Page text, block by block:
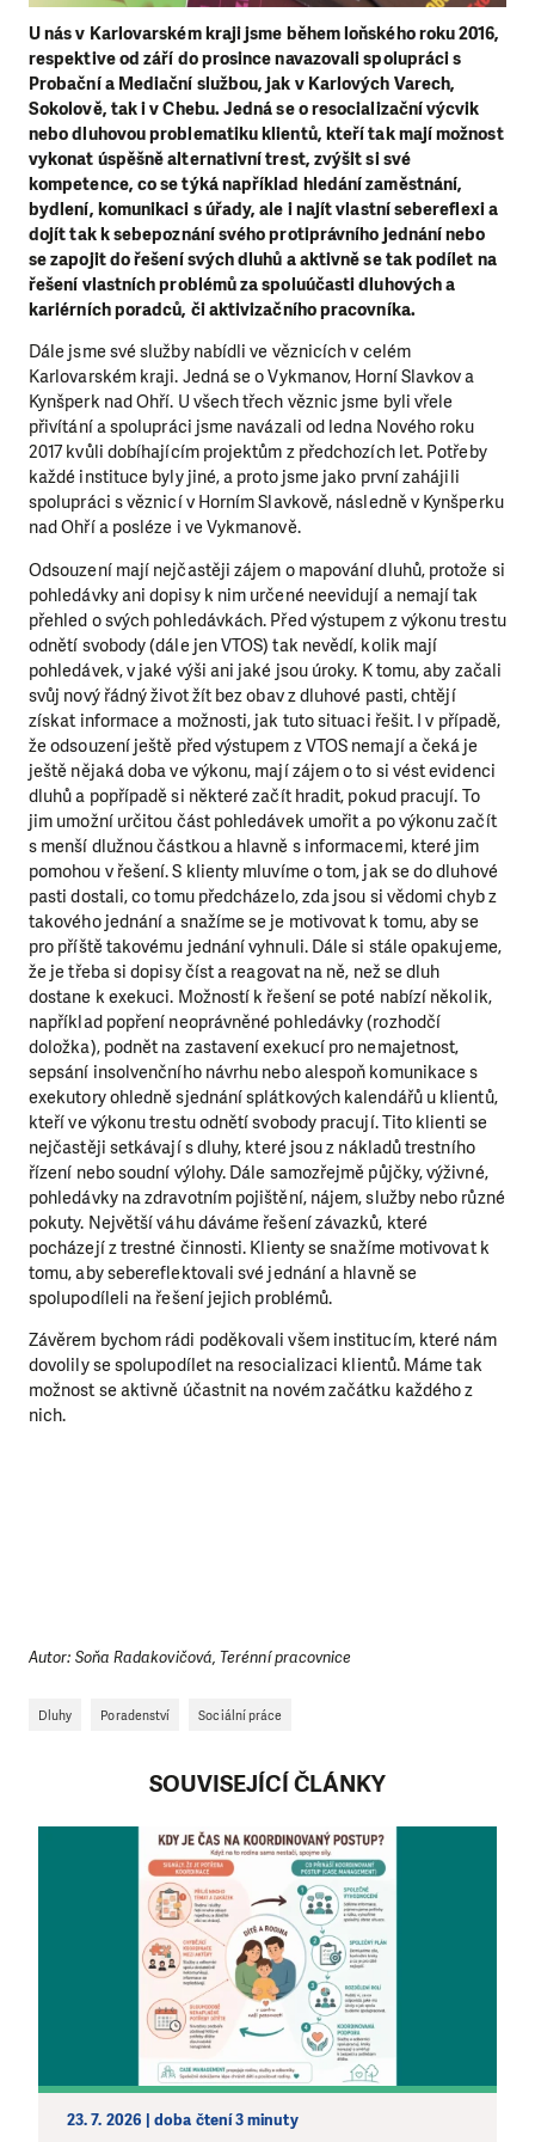
U nás v Karlovarském kraji jsme během loňského roku 2016,
respektive od září do prosince navazovali spolupráci s
Probační a Mediační službou, jak v Karlových Varech,
Sokolově, tak i v Chebu. Jedná se o resocializační výcvik
nebo dluhovou problematiku klientů, kteří tak mají možnost
vykonat úspěšně alternativní trest, zvýšit si své
kompetence, co se týká například hledání zaměstnání,
bydlení, komunikaci s úřady, ale i najít vlastní sebereflexi a
dojít tak k sebepoznání svého protiprávního jednání nebo
se zapojit do řešení svých dluhů a aktivně se tak podílet na
řešení vlastních problémů za spoluúčasti dluhových a
kariérních poradců, či aktivizačního pracovníka.
Dále jsme své služby nabídli ve věznicích v celém
Karlovarském kraji. Jedná se o Vykmanov, Horní Slavkov a
Kynšperk nad Ohří. U všech třech věznic jsme byli vřele
přivítání a spolupráci jsme navázali od ledna Nového roku
2017 kvůli dobíhajícím projektům z předchozích let. Potřeby
každé instituce byly jiné, a proto jsme jako první zahájili
spolupráci s věznicí v Horním Slavkově, následně v Kynšperku
nad Ohří a posléze i ve Vykmanově.
Odsouzení mají nejčastěji zájem o mapování dluhů, protože si
pohledávky ani dopisy k nim určené neevidují a nemají tak
přehled o svých pohledávkách. Před výstupem z výkonu trestu
odnětí svobody (dále jen VTOS) tak nevědí, kolik mají
pohledávek, v jaké výši ani jaké jsou úroky. K tomu, aby začali
svůj nový řádný život žít bez obav z dluhové pasti, chtějí
získat informace a možnosti, jak tuto situaci řešit. I v případě,
že odsouzení ještě před výstupem z VTOS nemají a čeká je
ještě nějaká doba ve výkonu, mají zájem o to si vést evidenci
dluhů a popřípadě si některé začít hradit, pokud pracují. To
jim umožní určitou část pohledávek umořit a po výkonu začít
s menší dlužnou částkou a hlavně s informacemi, které jim
pomohou v řešení. S klienty mluvíme o tom, jak se do dluhové
pasti dostali, co tomu předcházelo, zda jsou si vědomi chyb z
takového jednání a snažíme se je motivovat k tomu, aby se
pro příště takovému jednání vyhnuli. Dále si stále opakujeme,
že je třeba si dopisy číst a reagovat na ně, než se dluh
dostane k exekuci. Možností k řešení se poté nabízí několik,
například popření neoprávněné pohledávky (rozhodčí
doložka), podnět na zastavení exekucí pro nemajetnost,
sepsání insolvenčního návrhu nebo alespoň komunikace s
exekutory ohledně sjednání splátkových kalendářů u klientů,
kteří ve výkonu trestu odnětí svobody pracují. Tito klienti se
nejčastěji setkávají s dluhy, které jsou z nákladů trestního
řízení nebo soudní výlohy. Dále samozřejmě půjčky, výživné,
pohledávky na zdravotním pojištění, nájem, služby nebo různé
pokuty. Největší váhu dáváme řešení závazků, které
pocházejí z trestné činnosti. Klienty se snažíme motivovat k
tomu, aby sebereflektovali své jednání a hlavně se
spolupodíleli na řešení jejich problémů.
Závěrem bychom rádi poděkovali všem institucím, které nám
dovolily se spolupodílet na resocializaci klientů. Máme tak
možnost se aktivně účastnit na novém začátku každého z
nich.
Autor: Soňa Radakovičová, Terénní pracovnice
Dluhy Poradenství Sociální práce
SOUVISEJÍCÍ ČLÁNKY
23. 7. 2026 | doba čtení 3 minuty